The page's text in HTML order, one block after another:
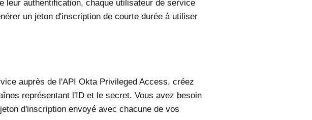
leur authentification, chaque utilisateur de service
un jeton d'inscription de courte durée à utiliser
auprès de l'API Okta Privileged Access, créez
représentant l'ID et le secret. Vous avez besoin
d'inscription envoyé avec chacune de vos